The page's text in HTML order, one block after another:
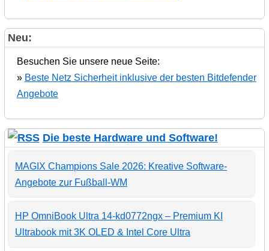
Neu:
Besuchen Sie unsere neue Seite:
» Beste Netz Sicherheit inklusive der besten Bitdefender
Angebote
Die beste Hardware und Software!
MAGIX Champions Sale 2026: Kreative Software-
Angebote zur Fußball-WM
HP OmniBook Ultra 14-kd0772ngx – Premium KI
Ultrabook mit 3K OLED & Intel Core Ultra